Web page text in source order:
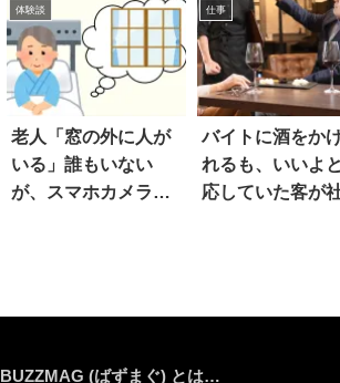
れていた！
体験談
老人「窓の外に人が
いる」誰もいない
が、スマホカメラを
仕事
バイトに酒をか
れるも、いいよ
応していた客が
BUZZMAG (ばずまぐ) とは…